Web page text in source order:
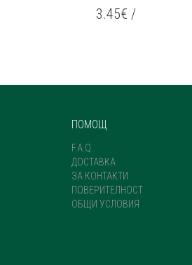
3.45€ /
ПОМОЩ
F.A.Q.
ДОСТАВКА
ЗА КОНТАКТИ
ПОВЕРИТЕЛНОСТ
ОБЩИ УСЛОВИЯ